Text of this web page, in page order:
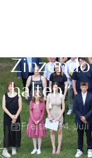
halten“
Freitag, 14.